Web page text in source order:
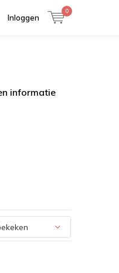
Inloggen
0
informatie